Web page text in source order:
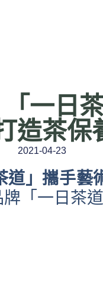
一日
造茶保
2021-04-23
道」攜手藝
「一日茶道